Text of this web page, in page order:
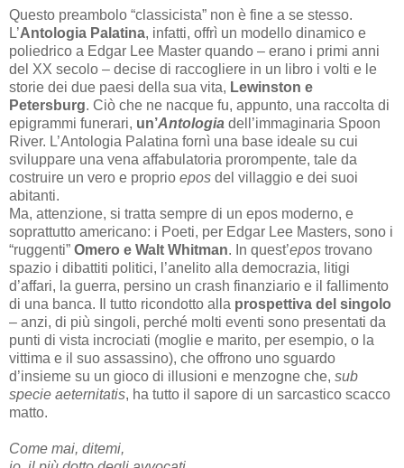
Questo preambolo “classicista” non è fine a se stesso.
L’Antologia Palatina, infatti, offrì un modello dinamico e
poliedrico a Edgar Lee Master quando – erano i primi anni
del XX secolo – decise di raccogliere in un libro i volti e le
storie dei due paesi della sua vita, Lewinston e
Petersburg. Ciò che ne nacque fu, appunto, una raccolta di
epigrammi funerari, un’Antologia dell’immaginaria Spoon
River. L’Antologia Palatina fornì una base ideale su cui
sviluppare una vena affabulatoria prorompente, tale da
costruire un vero e proprio epos del villaggio e dei suoi
abitanti.
Ma, attenzione, si tratta sempre di un epos moderno, e
soprattutto americano: i Poeti, per Edgar Lee Masters, sono i
“ruggenti” Omero e Walt Whitman. In quest’epos trovano
spazio i dibattiti politici, l’anelito alla democrazia, litigi
d’affari, la guerra, persino un crash finanziario e il fallimento
di una banca. Il tutto ricondotto alla prospettiva del singolo
– anzi, di più singoli, perché molti eventi sono presentati da
punti di vista incrociati (moglie e marito, per esempio, o la
vittima e il suo assassino), che offrono uno sguardo
d’insieme su un gioco di illusioni e menzogne che, sub
specie aeternitatis, ha tutto il sapore di un sarcastico scacco
matto.
Come mai, ditemi,